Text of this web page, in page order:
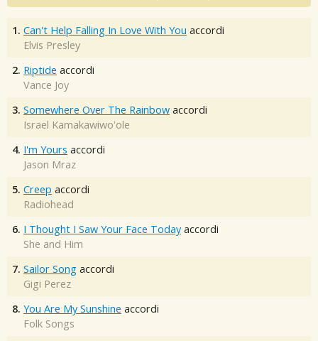
1. Can't Help Falling In Love With You accordi
Elvis Presley
2. Riptide accordi
Vance Joy
3. Somewhere Over The Rainbow accordi
Israel Kamakawiwo'ole
4. I'm Yours accordi
Jason Mraz
5. Creep accordi
Radiohead
6. I Thought I Saw Your Face Today accordi
She and Him
7. Sailor Song accordi
Gigi Perez
8. You Are My Sunshine accordi
Folk Songs